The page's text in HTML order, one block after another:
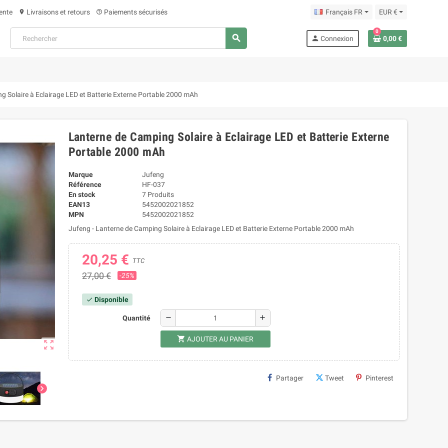
location_on Livraisons et retours help_outline Paiements sécurisés Français FR EUR €
search person Connexion
0
0,00 €
Solaire à Eclairage LED et Batterie Externe Portable 2000 mAh
zoom_out_map
chevron_right
Lanterne de Camping Solaire à Eclairage LED et Batterie Externe
Portable 2000 mAh
Marque
Jufeng
Référence
HF-037
En stock
7 Produits
EAN13
5452002021852
MPN
5452002021852
Jufeng - Lanterne de Camping Solaire à Eclairage LED et Batterie Externe Portable 2000 mAh
20,25 € TTC
27,00 € -25%
check Disponible
Quantité remove add
shopping_cart AJOUTER AU PANIER
Partager Tweet Pinterest